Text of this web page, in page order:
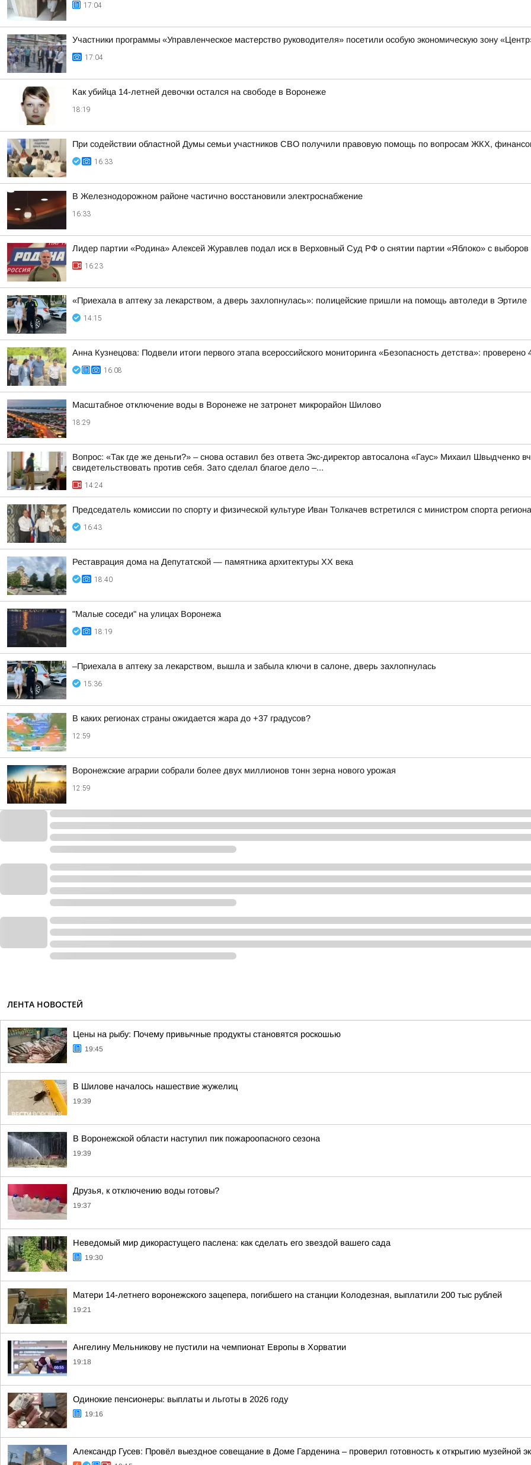
17:04
Участники программы «Управленческое мастерство руководителя» посетили особую экономическую зону
17:04
Как убийца 14-летней девочки остался на свободе в Воронеже
18:19
При содействии областной Думы семьи участников СВО получили правовую помощь по вопросам ЖКХ,
16:33
В Железнодорожном районе частично восстановили электроснабжение
16:33
Лидер партии «Родина» Алексей Журавлев подал иск в Верховный Суд РФ о снятии партии «Яблоко» с выборов
16:23
«Приехала в аптеку за лекарством, а дверь захлопнулась»: полицейские пришли на помощь автоледи в Эртиле
14:15
Анна Кузнецова: Подвели итоги первого этапа всероссийского мониторинга «Безопасность детства»:
16:08
Масштабное отключение воды в Воронеже не затронет микрорайон Шилово
18:29
Вопрос: «Так где же деньги?» – снова оставил без ответа Экс-директор автосалона «Гаус» Михаил
свидетельствовать против себя. Зато сделал благое дело –...
14:24
Председатель комиссии по спорту и физической культуре Иван Толкачев встретился с министром спорта
16:43
Реставрация дома на Депутатской — памятника архитектуры ХХ века
18:40
"Малые соседи" на улицах Воронежа
18:19
–Приехала в аптеку за лекарством, вышла и забыла ключи в салоне, дверь захлопнулась
15:36
В каких регионах страны ожидается жара до +37 градусов?
12:59
Воронежские аграрии собрали более двух миллионов тонн зерна нового урожая
12:59
ЛЕНТА НОВОСТЕЙ
Цены на рыбу: Почему привычные продукты становятся роскошью
19:45
В Шилове началось нашествие жужелиц
19:39
В Воронежской области наступил пик пожароопасного сезона
19:39
Друзья, к отключению воды готовы?
19:37
Неведомый мир дикорастущего паслена: как сделать его звездой вашего сада
19:30
Матери 14-летнего воронежского зацепера, погибшего на станции Колодезная, выплатили 200 тыс рублей
19:21
Ангелину Мельникову не пустили на чемпионат Европы в Хорватии
19:18
Одинокие пенсионеры: выплаты и льготы в 2026 году
19:16
Александр Гусев: Провёл выездное совещание в Доме Гарденина – проверил готовность к открытию музейной